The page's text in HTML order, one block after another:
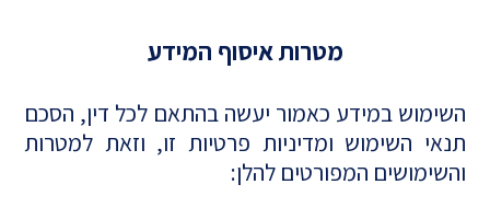
מטרות איסוף המידע
השימוש במידע כאמור יעשה בהתאם לכל דין, הסכם
תנאי השימוש ומדיניות פרטיות זו, וזאת למטרות
והשימושים המפורטים להלן: